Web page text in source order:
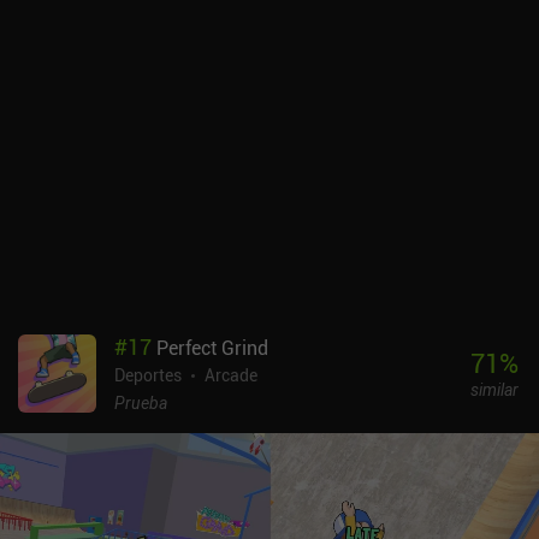
incentivados son molestas, y me gustaría que hubiera más modos
de juego y una mecánica de portero más profunda. A pesar de
todo, GOKA Street es muy divertido, sobre todo si se juega con
amigos.
#17 Perfect Grind
Deportes
Arcade
Prueba
71%
similar